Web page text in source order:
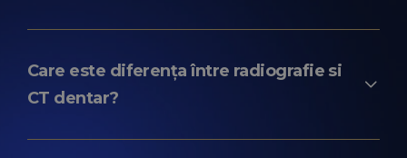
DENT ESTET este de 140 RON. Costurile
investigațiilor radiologice pot fi consultate pe
Care este diferența între radiografie si
CT dentar?